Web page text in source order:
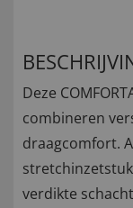
Deze
combineren
draagcomfort.
verdikte